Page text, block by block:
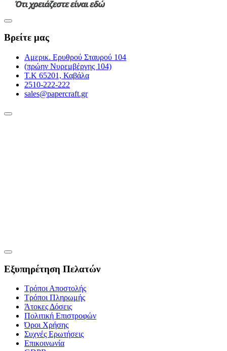
Βρείτε μας
Αμερικ. Ερυθρού Σταυρού 104
(πρώην Νυρεμβέργης 104)
Τ.Κ 65201, Καβάλα
2510-222-222
sales@papercraft.gr
Εξυπηρέτηση Πελατών
Τρόποι Αποστολής
Τρόποι Πληρωμής
Άτοκες Δόσεις
Πολιτική Επιστροφών
Όροι Χρήσης
Συχνές Ερωτήσεις
Επικοινωνία